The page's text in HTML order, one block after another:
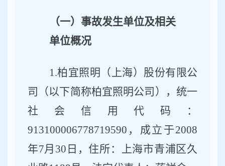
（一）事故发生单位及相关
单位概况
1.柏宜照明（上海）股份有限公
司
（以下简称柏宜照明公司）， 统一
社会信用代码：
913100006778719590 ，成立于2008
年7月 30 日，住所：
上海市青浦区久